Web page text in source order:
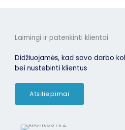
Laimingi ir patenkinti klientai
Didžiuojamės, kad savo darbo
bei nustebinti klientus
Atsiliepimai